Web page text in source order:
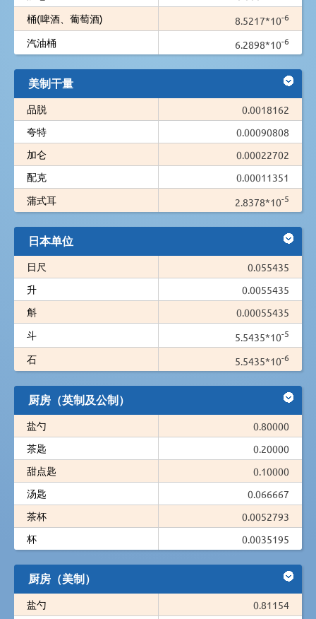
桶(啤酒、葡萄酒)
8.5217*10-6
汽油桶 6.2898*10-6
美制干量
品脱
0.0018162
夸特
0.00090808
加仑
0.00022702
配克
0.00011351
蒲式耳
2.8378*10-5
日本单位
日尺
0.055435
升
0.0055435
斛
0.00055435
斗
5.5435*10-5
石 5.5435*10-6
厨房（英制及公制）
盐勺
0.80000
茶匙
0.20000
甜点匙
0.10000
汤匙
0.066667
茶杯
0.0052793
杯
0.0035195
厨房（美制）
盐勺
0.81154